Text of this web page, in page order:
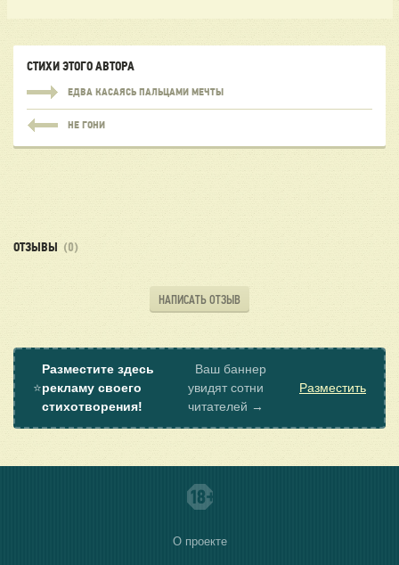
СТИХИ ЭТОГО АВТОРА
ЕДВА КАСАЯСЬ ПАЛЬЦАМИ МЕЧТЫ
НЕ ГОНИ
ОТЗЫВЫ (0)
НАПИСАТЬ ОТЗЫВ
⭐
Разместите здесь
рекламу своего
стихотворения!
Ваш баннер
увидят сотни
читателей →
Разместить
О проекте